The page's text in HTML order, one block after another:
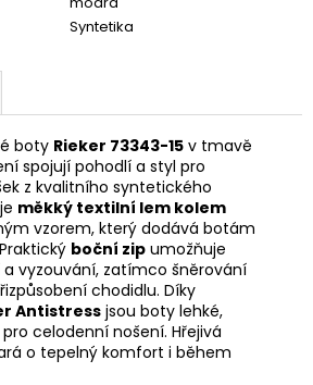
Syntetika
boty Rieker 73343-15 v tmavě
spojují pohodlí a styl pro
z kvalitního syntetického
měkký textilní lem kolem
vzorem, který dodává botám
boční zip umožňuje
vyzouvání, zatímco šněrování
chodidlu. Díky
Antistress jsou boty lehké,
celodenní nošení. Hřejivá
o tepelný komfort i během